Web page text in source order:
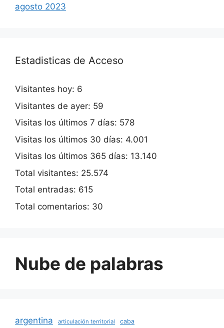
agosto 2023
Estadisticas de Acceso
Visitantes hoy: 6
Visitantes de ayer: 59
Visitas los últimos 7 días: 578
Visitas los últimos 30 días: 4.001
Visitas los últimos 365 días: 13.140
Total visitantes: 25.574
Total entradas: 615
Total comentarios: 30
Nube de palabras
argentina articulación territorial caba